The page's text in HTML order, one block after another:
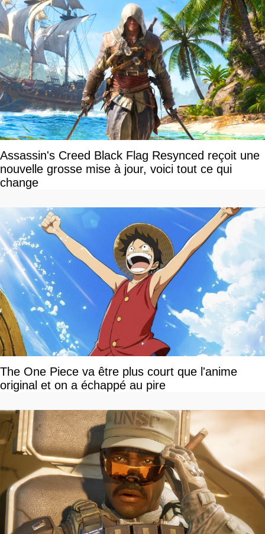
Assassin's Creed Black Flag Resynced reçoit une
nouvelle grosse mise à jour, voici tout ce qui
change
The One Piece va être plus court que l'anime
original et on a échappé au pire